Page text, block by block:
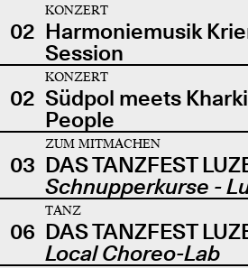
02
KONZERT
Harmoniemusik
Session
02
KONZERT
Südpol meets
People
03
ZUM MITMACHEN
DAS TANZFEST
Schnupperkurse -
06
TANZ
DAS TANZFEST
Local Choreo-Lab